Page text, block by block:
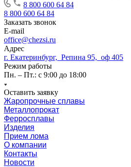
8 800 600 64 84
8 800 600 64 84
Заказать звонок
E-mail
office@chezsi.ru
Адрес
г. Екатеринбург, Репина 95, оф 405
Режим работы
Пн. – Пт.: с 9:00 до 18:00
Оставить заявку
Жаропрочные сплавы
Металлопрокат
Ферросплавы
Изделия
Прием лома
О компании
Контакты
Новости